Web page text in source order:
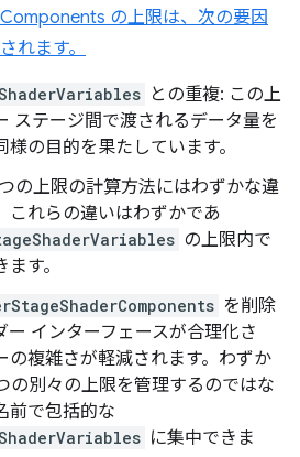
の上限は、次の要因
れます。
との重複: この上
ステージ間で渡されるデータ量を
の目的を果たしています。
の上限の計算方法にはわずかな違
これらの違いはわずかであ
の上限内で
す。
を削除
ー インターフェースが合理化さ
の複雑さが軽減されます。わずか
の別々の上限を管理するのではな
前で包括的な
に集中できま